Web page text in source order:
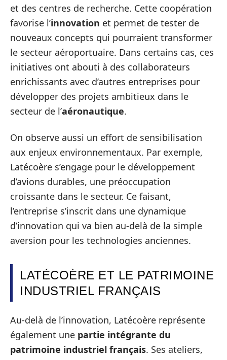
et des centres de recherche. Cette coopération
favorise l’innovation et permet de tester de
nouveaux concepts qui pourraient transformer
le secteur aéroportuaire. Dans certains cas, ces
initiatives ont abouti à des collaborateurs
enrichissants avec d’autres entreprises pour
développer des projets ambitieux dans le
secteur de l’aéronautique.
On observe aussi un effort de sensibilisation
aux enjeux environnementaux. Par exemple,
Latécoère s’engage pour le développement
d’avions durables, une préoccupation
croissante dans le secteur. Ce faisant,
l’entreprise s’inscrit dans une dynamique
d’innovation qui va bien au-delà de la simple
aversion pour les technologies anciennes.
LATÉCOÈRE ET LE PATRIMOINE
INDUSTRIEL FRANÇAIS
Au-delà de l’innovation, Latécoère représente
également une partie intégrante du
patrimoine industriel français. Ses ateliers,